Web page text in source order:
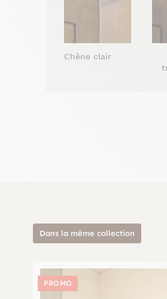
Chêne clair
Dans la même collection
PROMO